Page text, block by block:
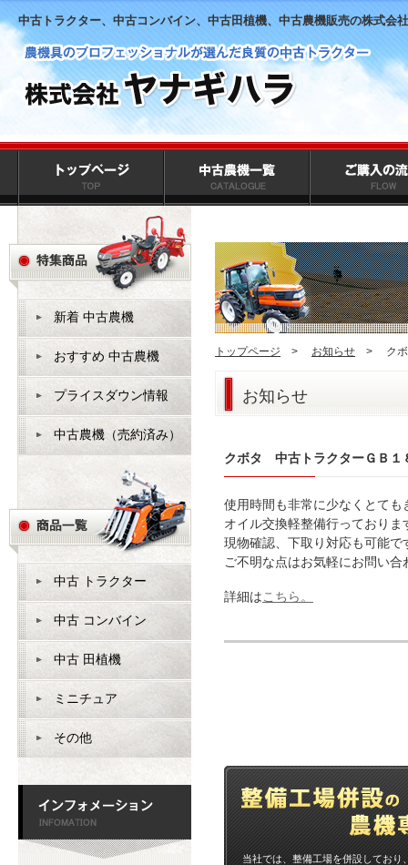
中古トラクター、中古コンバイン、中古田植機、中古農機販売の株式会
トップページ > お知らせ > ク
お知らせ
クボタ 中古トラクターＧＢ１
使用時間も非常に少なくとても
オイル交換軽整備行っておりま
現物確認、下取り対応も可能で
ご不明な点はお気軽にお問い合
詳細はこちら。
当社では、整備工場を併設してお
新着 中古農機
おすすめ 中古農機
プライスダウン情報
中古農機（売約済み）
中古 トラクター
中古 コンバイン
中古 田植機
ミニチュア
その他